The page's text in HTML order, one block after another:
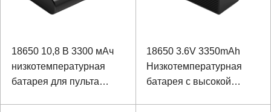
18650 10,8 В 3300 мАч
низкотемпературная
батарея для пульта
18650 3.6V 3350mAh
Низкотемпературная
батарея с высокой